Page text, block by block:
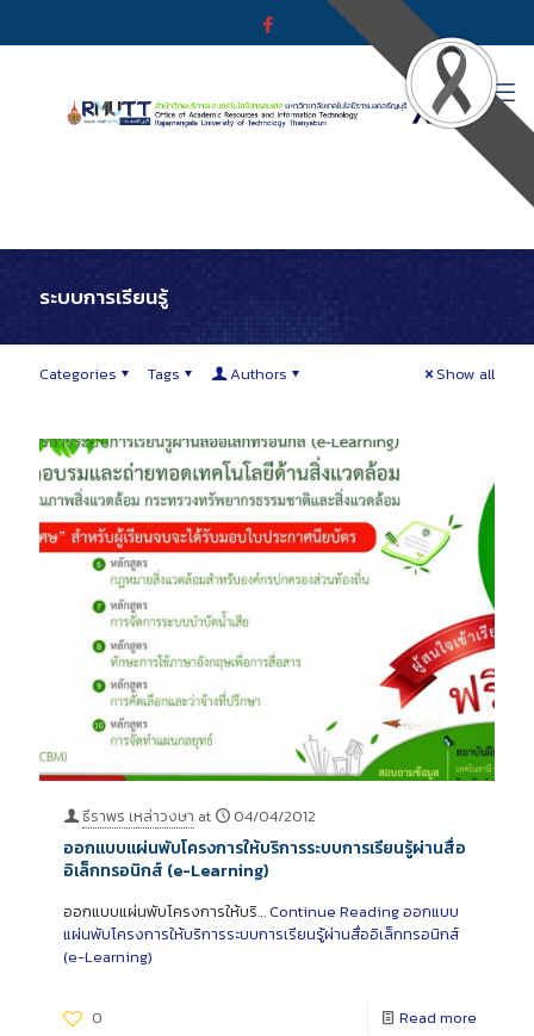
ระบบการเรียนรู้
Categories Tags Authors Show all
ธีราพร เหล่าวงษา at 04/04/2012
ออกแบบแผ่นพับโครงการให้บริการระบบการเรียนรู้ผ่านสื่อ
อิเล็กทรอนิกส์ (e-Learning)
ออกแบบแผ่นพับโครงการให้บริ… Continue Readingออกแบบ
แผ่นพับโครงการให้บริการระบบการเรียนรู้ผ่านสื่ออิเล็กทรอนิกส์
(e-Learning)
0 Read more